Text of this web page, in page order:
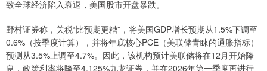
致全球经济陷入衰退，美国股市开盘暴跌。
野村证券称，关税“比预期更糟”，将美国GDP增长预期从1.5%下调至
0.6%（按季度计算），并将年底核心PCE（美联储青睐的通胀指标）
预测从3.5%上调至4.7%。因此，该机构预计美联储将在12月开始降
息，政策利率将降至4.125%九龙证券，并在2026年第一季度再进行